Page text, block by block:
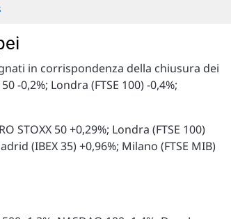
in corrispondenza della chiusura dei
-0,2%; Londra (FTSE 100) -0,4%;
50 +0,29%; Londra (FTSE 100)
(IBEX 35) +0,96%; Milano (FTSE MIB)